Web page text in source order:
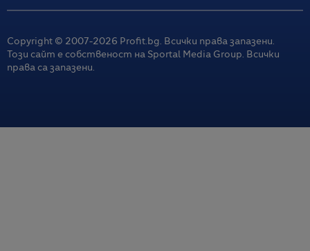
Copyright © 2007-2026 Profit.bg. Всички права запазени.
Този сайт е собственост на Sportal Media Group. Всички
права са запазени.